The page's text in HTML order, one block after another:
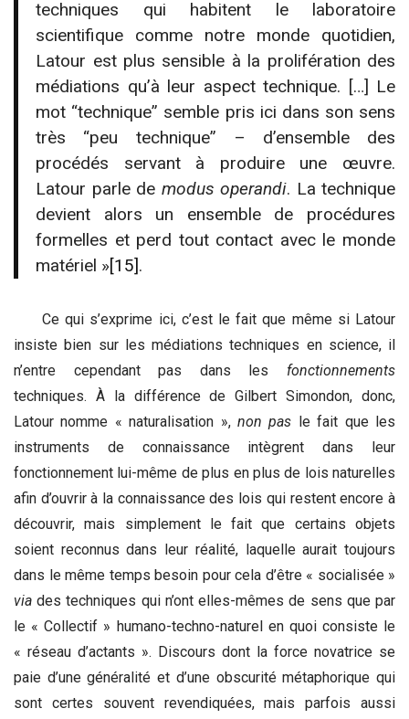
techniques qui habitent le laboratoire
scientifique comme notre monde quotidien,
Latour est plus sensible à la prolifération des
médiations qu’à leur aspect technique. […] Le
mot “technique” semble pris ici dans son sens
très “peu technique” – d’ensemble des
procédés servant à produire une œuvre.
Latour parle de modus operandi. La technique
devient alors un ensemble de procédures
formelles et perd tout contact avec le monde
matériel »[15].
Ce qui s’exprime ici, c’est le fait que même si Latour
insiste bien sur les médiations techniques en science, il
n’entre cependant pas dans les fonctionnements
techniques. À la différence de Gilbert Simondon, donc,
Latour nomme « naturalisation », non pas le fait que les
instruments de connaissance intègrent dans leur
fonctionnement lui-même de plus en plus de lois naturelles
afin d’ouvrir à la connaissance des lois qui restent encore à
découvrir, mais simplement le fait que certains objets
soient reconnus dans leur réalité, laquelle aurait toujours
dans le même temps besoin pour cela d’être « socialisée »
via des techniques qui n’ont elles-mêmes de sens que par
le « Collectif » humano-techno-naturel en quoi consiste le
« réseau d’actants ». Discours dont la force novatrice se
paie d’une généralité et d’une obscurité métaphorique qui
sont certes souvent revendiquées, mais parfois aussi